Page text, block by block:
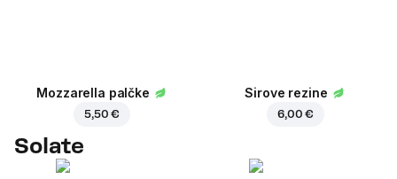
Mozzarella palčke
5,50 €
Sirove rezine
6,00 €
Solate